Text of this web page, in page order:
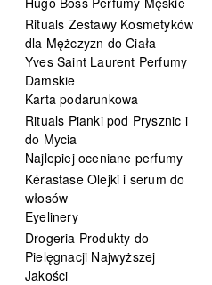
Rituals Zestawy Kosmetyków
dla Mężczyzn do Ciała
Yves Saint Laurent Perfumy
Damskie
Karta podarunkowa
Rituals Pianki pod Prysznic i
do Mycia
Najlepiej oceniane perfumy
Kérastase Olejki i serum do
włosów
Eyelinery
Drogeria Produkty do
Pielęgnacji Najwyższej
Jakości